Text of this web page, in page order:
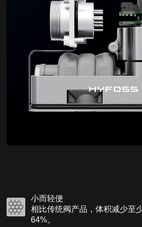
小而轻便
相比传统阀产品，体积减少至
64%。